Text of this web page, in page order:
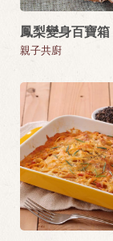
鳳梨變身百寶箱
親子共廚